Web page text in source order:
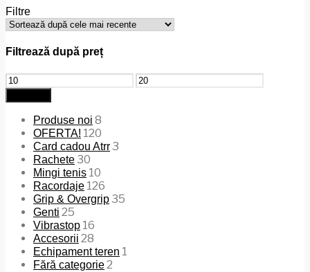
Filtre
Filtrează după preț
Preț
minim
Preț
maxim
Produse noi 8
OFERTA! 120
Card cadou Atrr3
Rachete30
Mingi tenis 10
Racordaje 126
Grip & Overgrip35
Genti 25
Vibrastop 16
Accesorii 28
Echipament teren 1
Fără categorie2